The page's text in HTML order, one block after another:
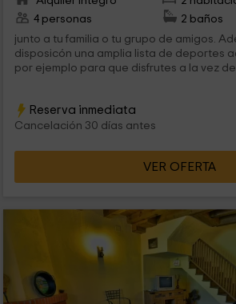
4 personas
2 baños
junto a tu familia o tu grupo de amigos. Además, tienes a tu
disposicón una amplia lista de deportes
por ejemplo para que disfrutes a la vez de
Reserva inmediata
Cancelación 30 días antes
VER OFERTA